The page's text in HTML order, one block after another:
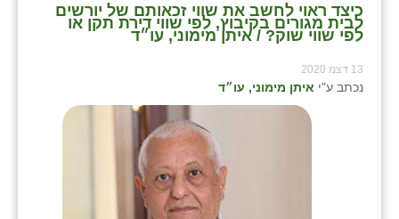
כיצד ראוי לחשב את שווי זכאותם של יורשים
לבית מגורים בקיבוץ, לפי שווי דירת תקן או
לפי שווי שוק? / איתן מימוני, עו״ד
13 דצמ 2020
נכתב ע"י איתן מימוני, עו״ד